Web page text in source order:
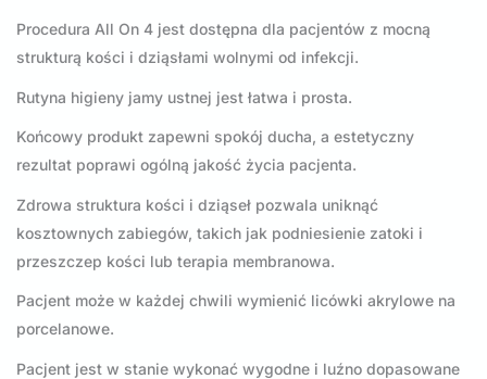
Procedura All On 4 jest dostępna dla pacjentów z mocną
strukturą kości i dziąsłami wolnymi od infekcji.
Rutyna higieny jamy ustnej jest łatwa i prosta.
Końcowy produkt zapewni spokój ducha, a estetyczny
rezultat poprawi ogólną jakość życia pacjenta.
Zdrowa struktura kości i dziąseł pozwala uniknąć
kosztownych zabiegów, takich jak podniesienie zatoki i
przeszczep kości lub terapia membranowa.
Pacjent może w każdej chwili wymienić licówki akrylowe na
porcelanowe.
Pacjent jest w stanie wykonać wygodne i luźno dopasowane